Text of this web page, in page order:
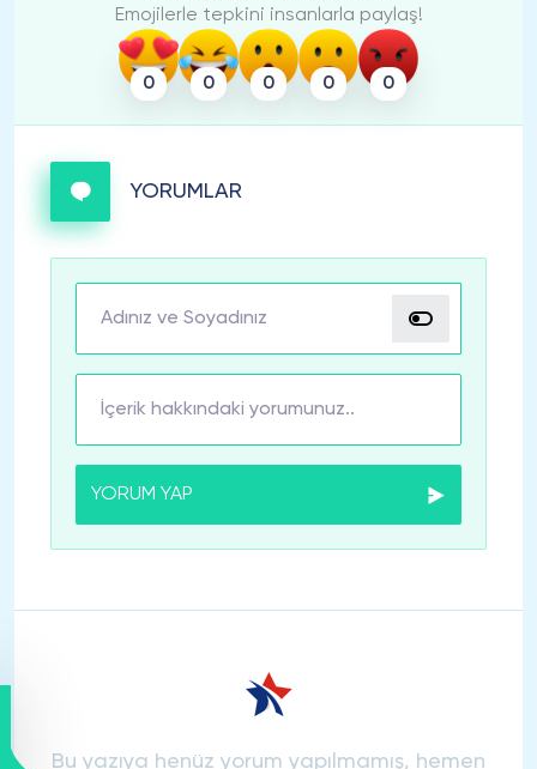
Emojilerle tepkini insanlarla paylaş!
0 0 0 0 0
YORUMLAR
YORUM YAP
Bu yazıya henüz yorum yapılmamış, hemen